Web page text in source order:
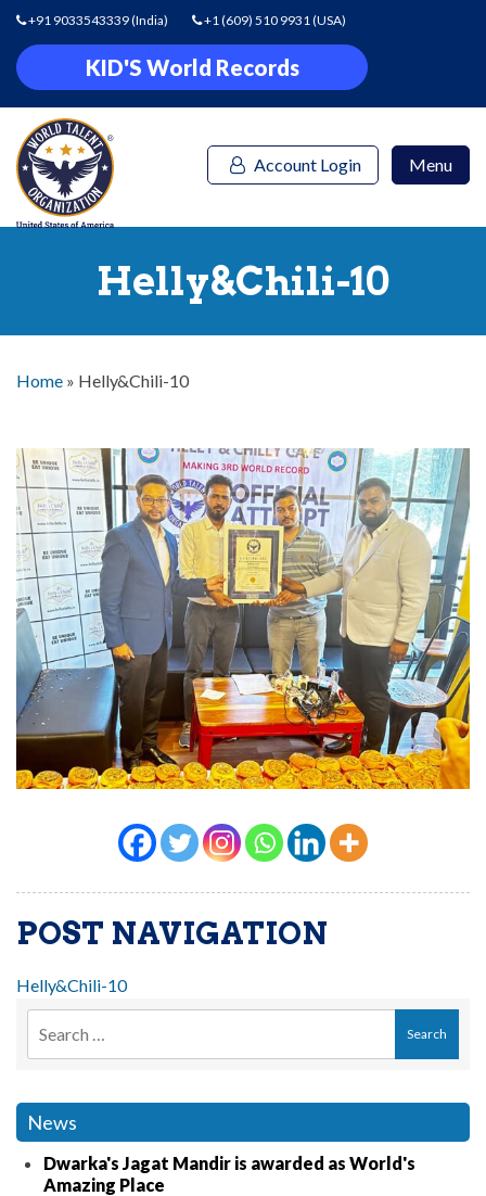
+91 9033543339(India) +1 (609) 510 9931(USA)
KID'S World Records
Account Login Menu
Helly&Chili-10
Home » Helly&Chili-10
POST NAVIGATION
Helly&Chili-10
News
Dwarka's Jagat Mandir is awarded as World's
Amazing Place